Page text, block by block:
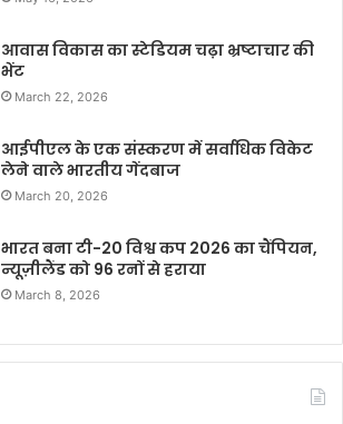
आवास विकास का स्टेडियम चढ़ा भ्रष्टाचार की
भेंट
March 22, 2026
आईपीएल के एक संस्करण में सर्वाधिक विकेट
लेने वाले भारतीय गेंदबाज
March 20, 2026
भारत बना टी-20 विश्व कप 2026 का चैंपियन,
न्यूज़ीलैंड को 96 रनों से हराया
March 8, 2026